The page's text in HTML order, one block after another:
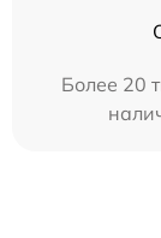
Более 20